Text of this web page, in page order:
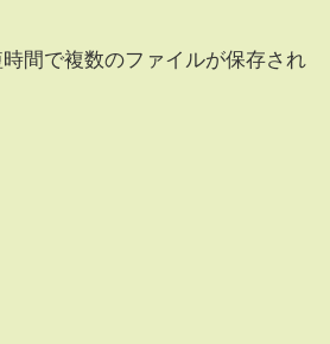
間で複数のファイルが保存され